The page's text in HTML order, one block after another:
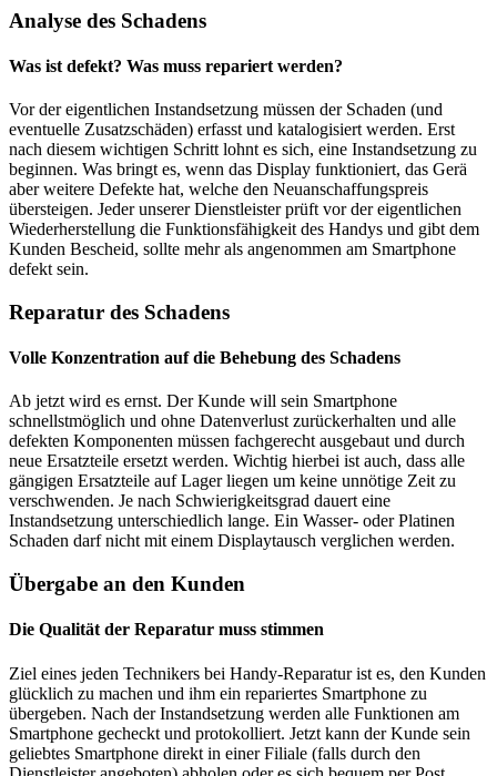
Analyse des Schadens
Was ist defekt? Was muss repariert werden?
Vor der eigentlichen Instandsetzung müssen der Schaden (und
eventuelle Zusatzschäden) erfasst und katalogisiert werden. Erst
nach diesem wichtigen Schritt lohnt es sich, eine Instandsetzung zu
beginnen. Was bringt es, wenn das Display funktioniert, das Gerä
aber weitere Defekte hat, welche den Neuanschaffungspreis
übersteigen. Jeder unserer Dienstleister prüft vor der eigentlichen
Wiederherstellung die Funktionsfähigkeit des Handys und gibt dem
Kunden Bescheid, sollte mehr als angenommen am Smartphone
defekt sein.
Reparatur des Schadens
Volle Konzentration auf die Behebung des Schadens
Ab jetzt wird es ernst. Der Kunde will sein Smartphone
schnellstmöglich und ohne Datenverlust zurückerhalten und alle
defekten Komponenten müssen fachgerecht ausgebaut und durch
neue Ersatzteile ersetzt werden. Wichtig hierbei ist auch, dass alle
gängigen Ersatzteile auf Lager liegen um keine unnötige Zeit zu
verschwenden. Je nach Schwierigkeitsgrad dauert eine
Instandsetzung unterschiedlich lange. Ein Wasser- oder Platinen
Schaden darf nicht mit einem Displaytausch verglichen werden.
Übergabe an den Kunden
Die Qualität der Reparatur muss stimmen
Ziel eines jeden Technikers bei Handy-Reparatur ist es, den Kunden
glücklich zu machen und ihm ein repariertes Smartphone zu
übergeben. Nach der Instandsetzung werden alle Funktionen am
Smartphone gecheckt und protokolliert. Jetzt kann der Kunde sein
geliebtes Smartphone direkt in einer Filiale (falls durch den